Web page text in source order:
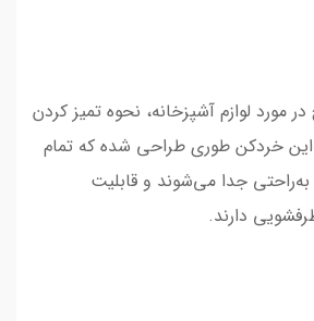
مورد لوازم آشپزخانه، نحوه تمیز کردن
خردکن طوری طراحی شده که تمام
جدا می‌شوند و قابلیت
دارند.